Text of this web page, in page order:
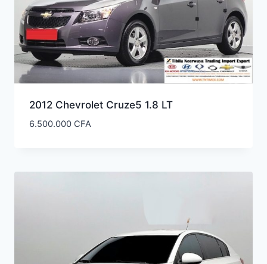
2012 Chevrolet Cruze5 1.8 LT
6.500.000 CFA